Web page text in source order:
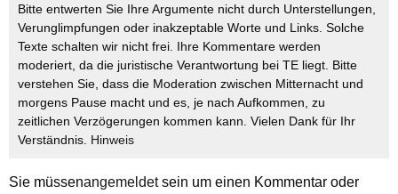
Bitte entwerten Sie Ihre Argumente nicht durch Unterstellungen,
Verunglimpfungen oder inakzeptable Worte und Links. Solche
Texte schalten wir nicht frei. Ihre Kommentare werden
moderiert, da die juristische Verantwortung bei TE liegt. Bitte
verstehen Sie, dass die Moderation zwischen Mitternacht und
morgens Pause macht und es, je nach Aufkommen, zu
zeitlichen Verzögerungen kommen kann. Vielen Dank für Ihr
Verständnis. Hinweis
Sie müssenangemeldetsein um einen Kommentar oder